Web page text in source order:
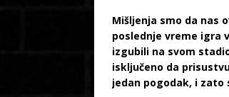
Mišljenja smo da nas
poslednje vreme igra
izgubili na svom
isključeno da
jedan pogodak, i zato